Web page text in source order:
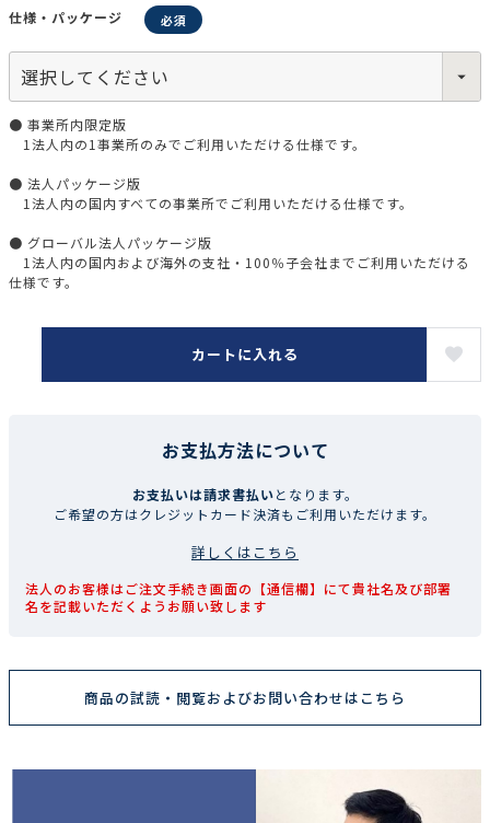
仕様・パッケージ
● 事業所内限定版
1法人内の1事業所のみでご利用いただける仕様です。
● 法人パッケージ版
1法人内の国内すべての事業所でご利用いただける仕様です。
● グローバル法人パッケージ版
1法人内の国内および海外の支社・100％子会社までご利用いただける
仕様です。
カートに入れる
お支払方法について
お支払いは請求書払いとなります。
ご希望の方はクレジットカード決済もご利用いただけます。
詳しくはこちら
法人のお客様はご注文手続き画面の【通信欄】にて貴社名及び部署
名を記載いただくようお願い致します
商品の試読・閲覧およびお問い合わせはこちら